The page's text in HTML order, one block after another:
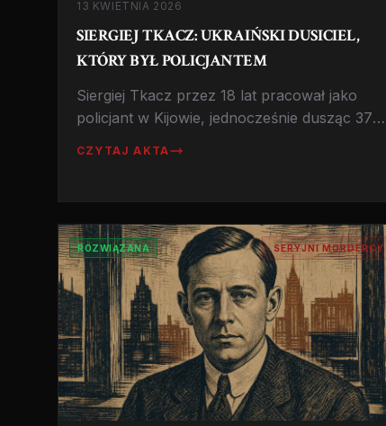
13 KWIETNIA 2026
SIERGIEJ TKACZ: UKRAIŃSKI DUSICIEL,
KTÓRY BYŁ POLICJANTEM
Siergiej Tkacz przez 18 lat pracował jako
policjant w Kijowie, jednocześnie dusząc 37
CZYTAJ AKTA
ROZWIĄZANA SERYJNI MORDERCY